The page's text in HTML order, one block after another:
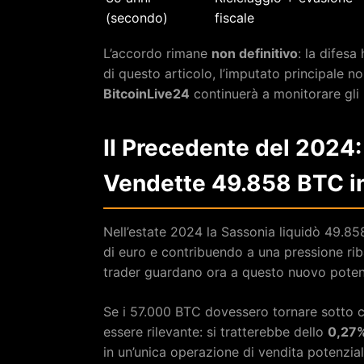
(secondo)
fiscale
L’accordo rimane non definitivo: la difesa
di questo articolo, l’imputato principale
BitcoinLive24 continuerà a monitorare gli
Il Precedente del
Vendette 49.858 BTC
Nell’estate 2024 la Sassonia liquidò
di euro e contribuendo a una pressione
trader guardano ora a questo nuovo
Se i 57.000 BTC dovessero tornare sotto
essere rilevante: si tratterebbe dello
in un’unica operazione di vendita